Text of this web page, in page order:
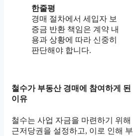
한줄평
경매 절차에서 세입자 보
증금 반환 책임은 계약 내
용과 상황에 따라 신중히
판단해야 합니다.
철수가 부동산 경매에 참여하게 된
이유
철수는 사업 자금을 마련하기 위해
근저당권을 설정하고, 이로 인해 부